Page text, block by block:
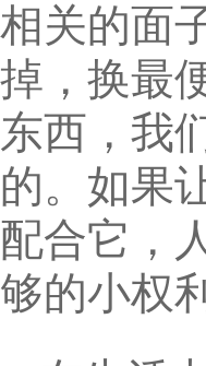
相关的面
掉，换最
东西，我
的。如果
配合它，
够的小权